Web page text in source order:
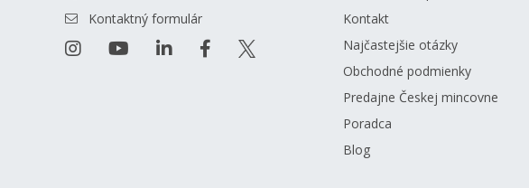
Kontaktný formulár
Kontakt
Najčastejšie otázky
Obchodné podmienky
Predajne Českej mincovne
Poradca
Blog